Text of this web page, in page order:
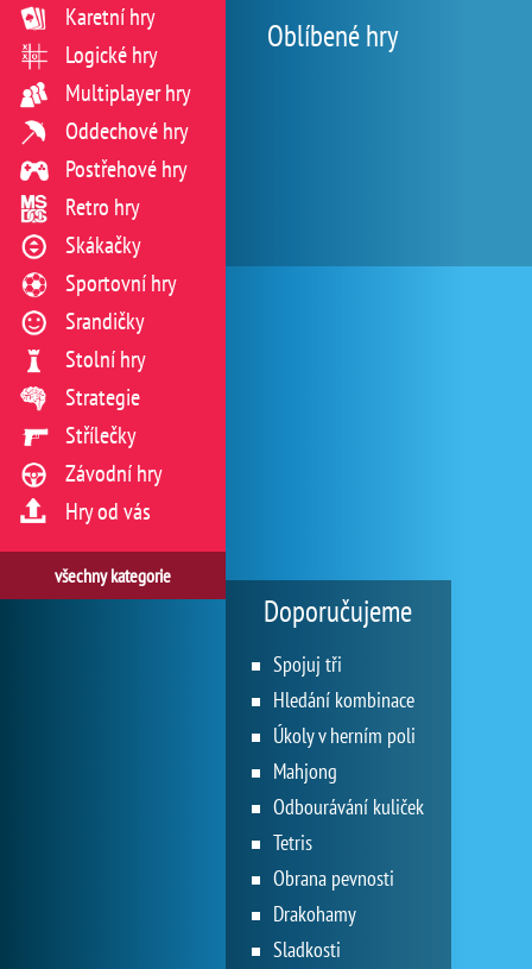
Oblíbené hry
Karetní hry
Logické hry
Multiplayer hry
Oddechové hry
Postřehové hry
Retro hry
Skákačky
Sportovní hry
Srandičky
Stolní hry
Strategie
Střílečky
Závodní hry
Hry od vás
všechny kategorie
Doporučujeme
Spojuj tři
Hledání kombinace
Úkoly v herním poli
Mahjong
Odbourávání kuliček
Tetris
Obrana pevnosti
Drakohamy
Sladkosti